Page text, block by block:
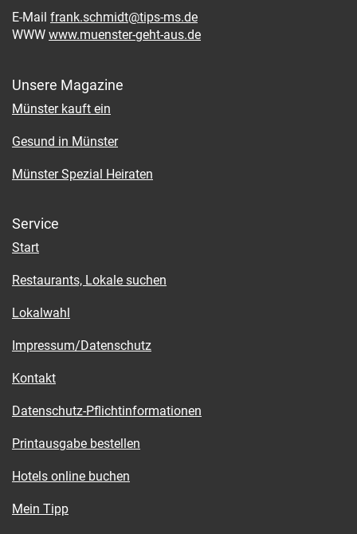
E-Mail frank.schmidt@tips-ms.de
WWW www.muenster-geht-aus.de
Unsere Magazine
Münster kauft ein
Gesund in Münster
Münster Spezial Heiraten
Service
Start
Restaurants, Lokale suchen
Lokalwahl
Impressum/Datenschutz
Kontakt
Datenschutz-Pflichtinformationen
Printausgabe bestellen
Hotels online buchen
Mein Tipp